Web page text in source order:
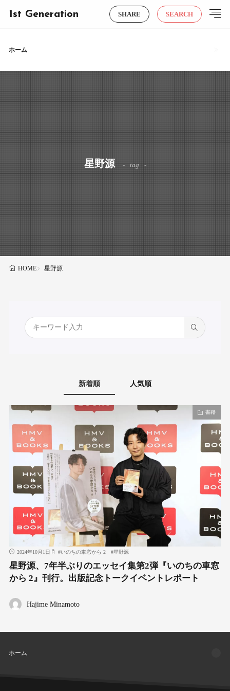
1st Generation SHARE SEARCH
ホーム
星野源 tag
HOME 星野源
新着順 人気順
書籍
2024年10月1日 #いのちの車窓から 2 #星野源
星野源、7年半ぶりのエッセイ集第2弾『いのちの車窓
から 2』刊行。出版記念トークイベントレポート
Hajime Minamoto
ホーム